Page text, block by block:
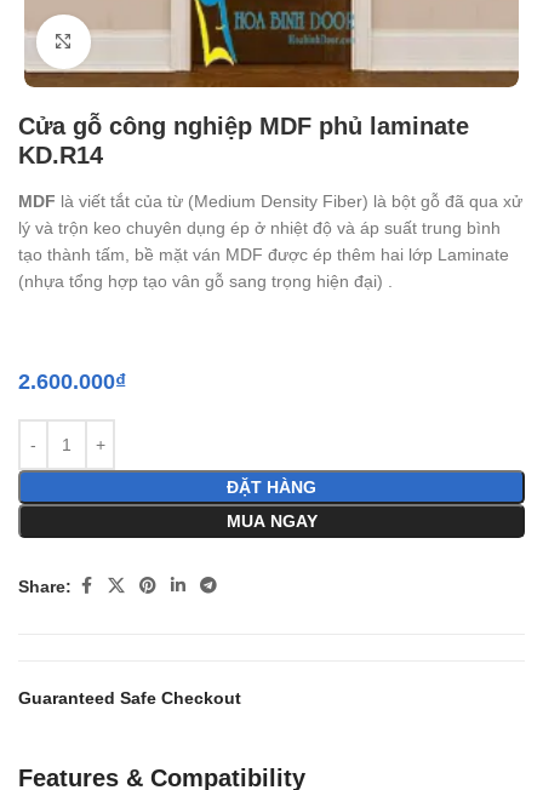
Click to enlarge
Cửa gỗ công nghiệp MDF phủ laminate
KD.R14
MDF là viết tắt của từ (Medium Density Fiber) là bột gỗ đã qua xử
lý và trộn keo chuyên dụng ép ở nhiệt độ và áp suất trung bình
tạo thành tấm, bề mặt ván MDF được ép thêm hai lớp Laminate
(nhựa tổng hợp tạo vân gỗ sang trọng hiện đại) .
2.600.000₫
ĐẶT HÀNG
MUA NGAY
Share:
Guaranteed Safe Checkout
Features & Compatibility